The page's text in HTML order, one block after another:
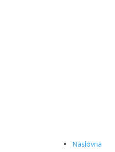
Naslovna